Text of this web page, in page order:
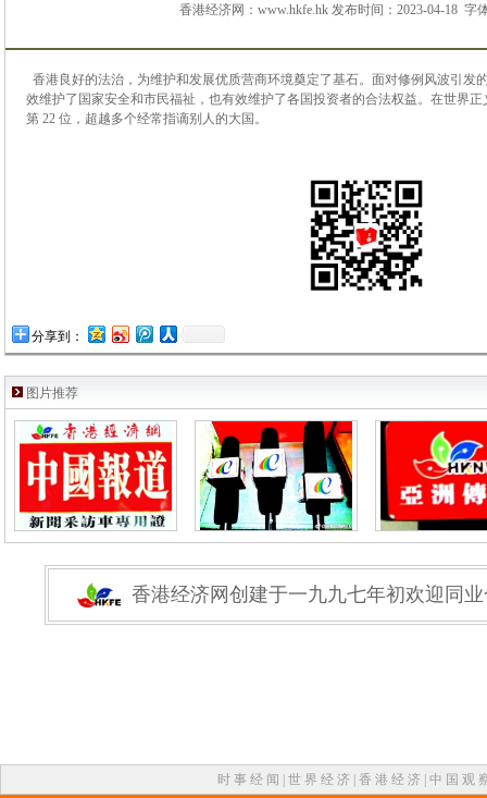
香港经济网：www.hkfe.hk 发布时间：2023-04-18 字
香港良好的法治，为维护和发展优质营商环境奠定了基石。面对修例风波引发
效维护了国家安全和市民福祉，也有效维护了各国投资者的合法权益。在世界
第 22 位，超越多个经常指谪别人的大国。
分享到：
图片推荐
香港经济网创建于一九九七年初欢迎同业
时 事 经 闻 世 界 经 济 香 港 经 济 中 国 观